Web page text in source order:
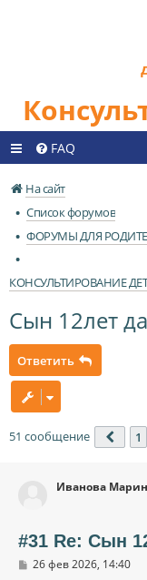
FAQ
На сайт
Список форумов
ФОРУМЫ ДЛЯ
КОНСУЛЬТИРОВАНИЕ
Сын 12лет
Ответить
51 сообщение Пред.
1
Иванова
#31 Re: Сын
С
26 фев 2026, 14:40